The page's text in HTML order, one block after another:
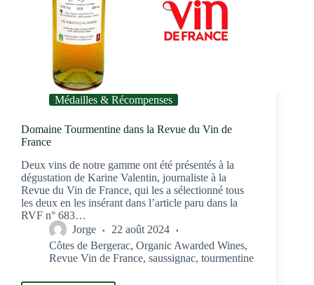
Médailles & Récompenses
Domaine Tourmentine dans la Revue du Vin de
France
Deux vins de notre gamme ont été présentés à la
dégustation de Karine Valentin, journaliste à la
Revue du Vin de France, qui les a sélectionné tous
les deux en les insérant dans l’article paru dans la
RVF n° 683…
Jorge
22 août 2024
Côtes de Bergerac, Organic Awarded Wines,
Revue Vin de France, saussignac, tourmentine